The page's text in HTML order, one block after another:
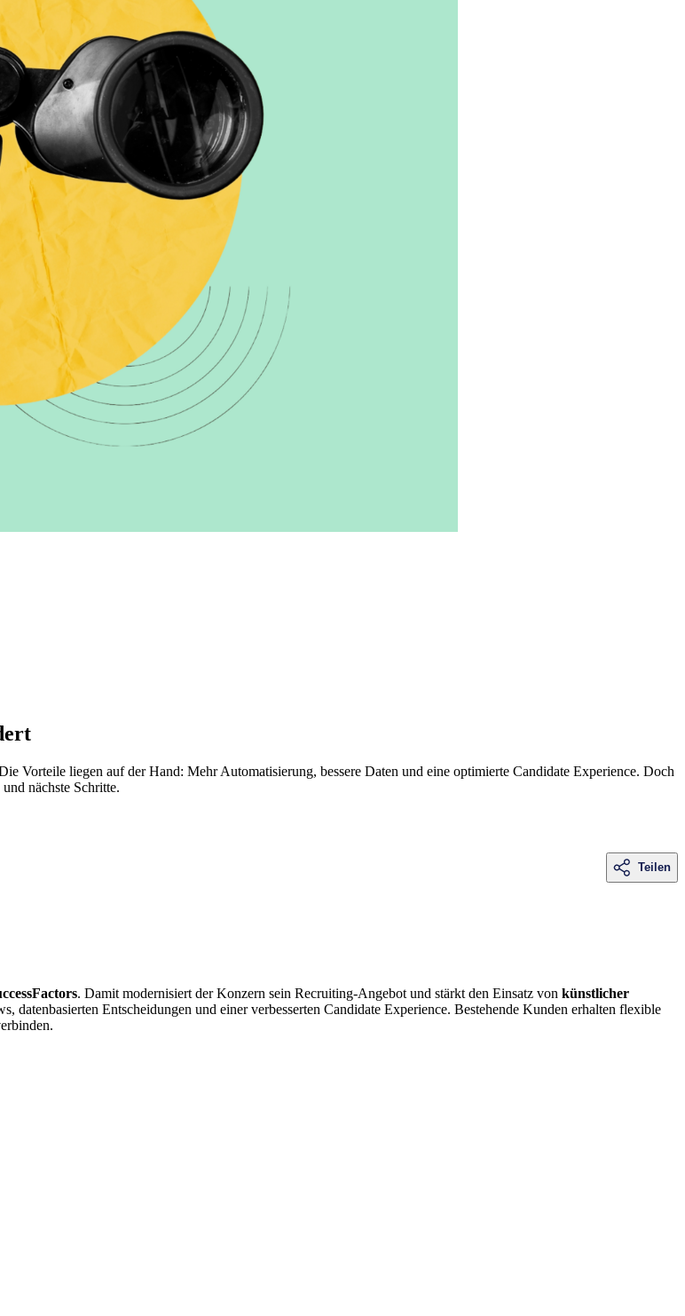
Vorteile liegen auf der Hand: Mehr Automatisierung, bessere Daten und eine optimierte Candidate Experience. Doch
nächste Schritte.
Teilen
. Damit modernisiert der Konzern sein Recruiting-Angebot und stärkt den Einsatz von künstlicher
datenbasierten Entscheidungen und einer verbesserten Candidate Experience. Bestehende Kunden erhalten flexible